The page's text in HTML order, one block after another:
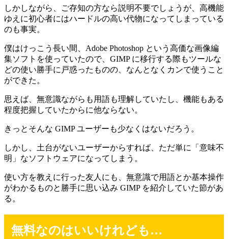
しかしながら、ご存知の方なら説明不要でしょうが、高機能
ゆえに初心者にはハードルの高い代物になってしまっている
のも事実。
僕はけっこう長い間、Adobe Photoshop という高価な画像編
集ソフトを使っていたので、GIMP に移行する際もツールな
どの使い勝手に戸惑ったものの、なんとなくカンで使うこと
ができた。
思えば、無意識ながらも用語も理解していたし、機能もある
程度把握していたからに他ならない。
きっとそんな GIMP ユーザーも少なくはないだろう。
しかし、土台がないユーザーからすれば、ただ単に「意味不
明」なソフトウェアになってしまう。
使い方を教えに行った友人にも、無意識で用語とか基本操作
がわかるものと勝手に思い込み GIMP を紹介していた節があ
る。
無料なのはいいけれども…